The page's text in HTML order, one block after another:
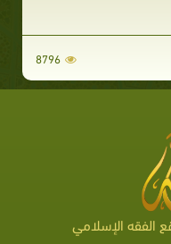
8796
الفقه الإسلامي